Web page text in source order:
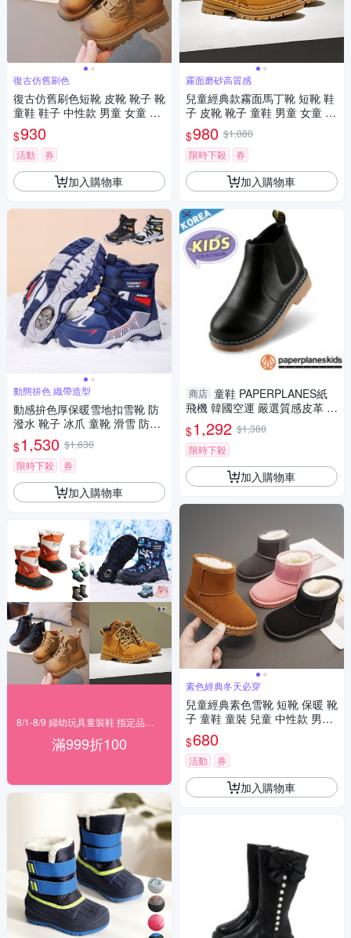
復古仿舊刷色
復古仿舊刷色短靴 皮靴 靴子 靴
童鞋 鞋子 中性款 男童 女童 兒
童 童裝 橘魔法 現貨【BB893
8】
$930
活動 券
加入購物車
動態拚色 織帶造型
動感拚色厚保暖雪地扣雪靴 防
潑水 靴子 冰爪 童靴 滑雪 防雪
童鞋 男童 大童 兒童 防寒 日本
橘魔法 現貨【BB8940】
$1,530 $1,630
限時下殺
券
加入購物車
滿999折100
霧面磨砂高質感
兒童經典款霧面馬丁靴 短靴 鞋
子 皮靴 靴子 童鞋 男童 女童 兒
童 童鞋 橘魔法 現貨【BB893
0】
$980 $1,080
限時下殺
券
加入購物車
商店 童鞋 PAPERPLANES紙
飛機 韓國空運 嚴選質感皮革 側
拉鍊 兒童切爾西短靴【B79082
20】
$1,292 $1,380
限時下殺
加入購物車
素色經典冬天必穿
兒童經典素色雪靴 短靴 保暖 靴
子 童鞋 童裝 兒童 中性款 男童
女童【BB7024】
$680
活動 券
加入購物車